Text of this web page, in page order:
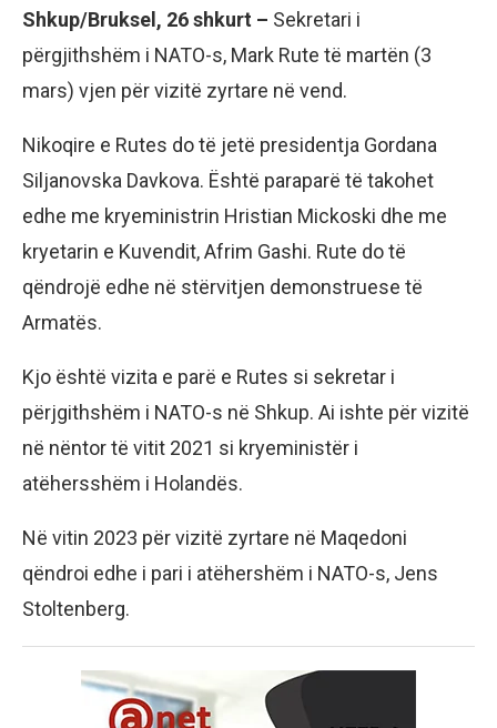
Shkup/Bruksel, 26 shkurt – Sekretari i
përgjithshëm i NATO-s, Mark Rute të martën (3
mars) vjen për vizitë zyrtare në vend.
Nikoqire e Rutes do të jetë presidentja Gordana
Siljanovska Davkova. Është paraparë të takohet
edhe me kryeministrin Hristian Mickoski dhe me
kryetarin e Kuvendit, Afrim Gashi. Rute do të
qëndrojë edhe në stërvitjen demonstruese të
Armatës.
Kjo është vizita e parë e Rutes si sekretar i
përjgithshëm i NATO-s në Shkup. Ai ishte për vizitë
në nëntor të vitit 2021 si kryeministër i
atëhersshëm i Holandës.
Në vitin 2023 për vizitë zyrtare në Maqedoni
qëndroi edhe i pari i atëhershëm i NATO-s, Jens
Stoltenberg.